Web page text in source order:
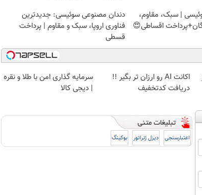
| سبک، مقاوم،
اقساطی😍
دندان مصنوعی سوئیسی: جدیدترین
فناوری اروپا، سبک و مقاوم | پرداخت
قسطی
اکانت AI رو ارزان تر بگیر !!
دریافت کدتخفیف
سرمایه گذاری امن با طلا و نقره
| دیجی کالا
اعتبارسنجی دیزل ژنراتور بوکینگ